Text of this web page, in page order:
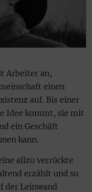
Arbeiter an,
einen
auf. Bis einer
Idee kommt, sie mit
ein Geschäft
kann.
allzu verrückte
erzählt und so
der Leinwand